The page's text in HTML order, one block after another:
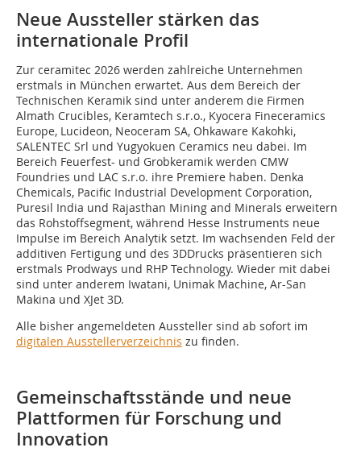
Neue Aussteller stärken das
internationale Profil
Zur ceramitec 2026 werden zahlreiche Unternehmen
erstmals in München erwartet. Aus dem Bereich der
Technischen Keramik sind unter anderem die Firmen
Almath Crucibles, Keramtech s.r.o., Kyocera Fineceramics
Europe, Lucideon, Neoceram SA, Ohkaware Kakohki,
SALENTEC Srl und Yugyokuen Ceramics neu dabei. Im
Bereich Feuerfest- und Grobkeramik werden CMW
Foundries und LAC s.r.o. ihre Premiere haben. Denka
Chemicals, Pacific Industrial Development Corporation,
Puresil India und Rajasthan Mining and Minerals erweitern
das Rohstoffsegment, während Hesse Instruments neue
Impulse im Bereich Analytik setzt. Im wachsenden Feld der
additiven Fertigung und des 3DDrucks präsentieren sich
erstmals Prodways und RHP Technology. Wieder mit dabei
sind unter anderem Iwatani, Unimak Machine, Ar-San
Makina und XJet 3D.
Alle bisher angemeldeten Aussteller sind ab sofort im
digitalen Ausstellerverzeichnis zu finden.
Gemeinschaftsstände und neue
Plattformen für Forschung und
Innovation